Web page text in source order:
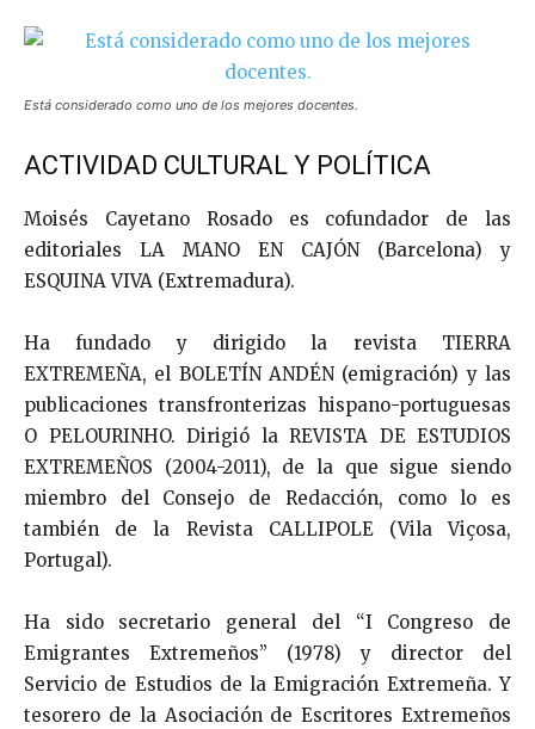
Está considerado como uno de los mejores docentes.
ACTIVIDAD CULTURAL Y POLÍTICA
Moisés Cayetano Rosado es cofundador de las
editoriales LA MANO EN CAJÓN (Barcelona) y
ESQUINA VIVA (Extremadura).
Ha fundado y dirigido la revista TIERRA
EXTREMEÑA, el BOLETÍN ANDÉN (emigración) y las
publicaciones transfronterizas hispano-portuguesas
O PELOURINHO. Dirigió la REVISTA DE ESTUDIOS
EXTREMEÑOS (2004-2011), de la que sigue siendo
miembro del Consejo de Redacción, como lo es
también de la Revista CALLIPOLE (Vila Viçosa,
Portugal).
Ha sido secretario general del “I Congreso de
Emigrantes Extremeños” (1978) y director del
Servicio de Estudios de la Emigración Extremeña. Y
tesorero de la Asociación de Escritores Extremeños